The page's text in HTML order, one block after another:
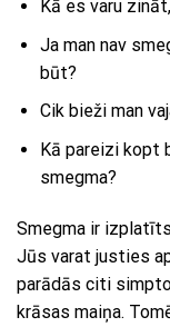
Kā es varu
Ja man nav
būt?
Cik bieži man
Kā pareizi kopt
smegma?
Smegma ir
Jūs varat justies
parādās citi
krāsas maiņa.